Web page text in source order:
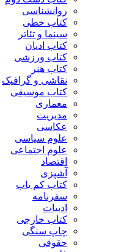
روانشناسی
کتاب خطی
سینما و تئاتر
کتاب ادیان
کتاب ورزشی
کتاب هنر
نقاشی و گرافیک
کتاب موسیقی
معماری
مدیریت
عکاسی
علوم سیاسی
علوم اجتماعی
اقتصاد
آشپزی
کتاب کم یاب
سفرنامه
ادبیات
کتاب خارجی
چاپ سنگی
حقوقی